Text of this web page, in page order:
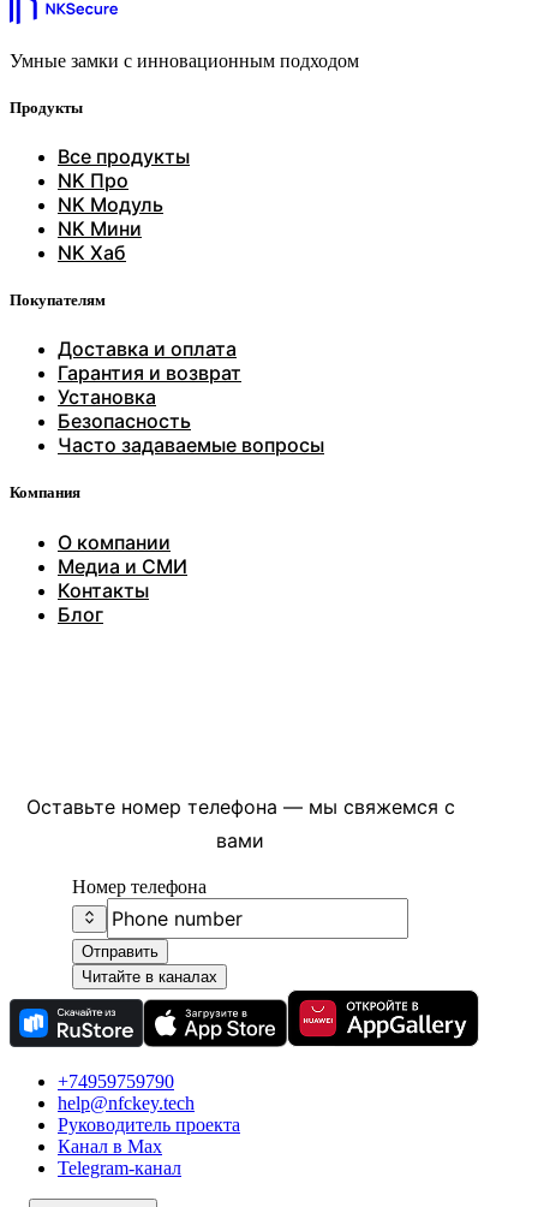
Умные замки с инновационным подходом
Продукты
Все продукты
NK Про
NK Модуль
NK Мини
NK Хаб
Покупателям
Доставка и оплата
Гарантия и возврат
Установка
Безопасность
Часто задаваемые вопросы
Компания
О компании
Медиа и СМИ
Контакты
Блог
Оставьте номер телефона — мы свяжемся с
вами
Номер телефона
Отправить
Читайте в каналах
+74959759790
help@nfckey.tech
Руководитель проекта
Канал в Max
Telegram-канал